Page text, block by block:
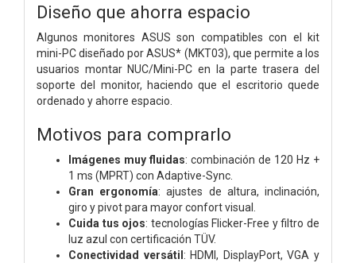
Diseño que ahorra espacio
Algunos monitores ASUS son compatibles con el kit
mini-PC diseñado por ASUS* (MKT03), que permite a los
usuarios montar NUC/Mini-PC en la parte trasera del
soporte del monitor, haciendo que el escritorio quede
ordenado y ahorre espacio.
Motivos para comprarlo
Imágenes muy fluidas: combinación de 120 Hz +
1 ms (MPRT) con Adaptive-Sync.
Gran ergonomía: ajustes de altura, inclinación,
giro y pivot para mayor confort visual.
Cuida tus ojos: tecnologías Flicker-Free y filtro de
luz azul con certificación TÜV.
Conectividad versátil : HDMI, DisplayPort, VGA y